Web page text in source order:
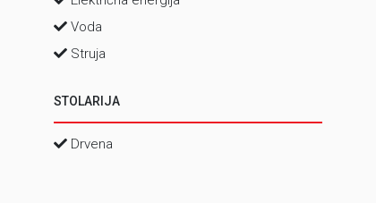
Voda
Struja
STOLARIJA
Drvena